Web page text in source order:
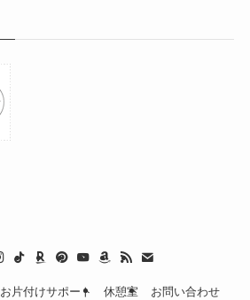
お片付けサポート 休憩室 お問い合わせ